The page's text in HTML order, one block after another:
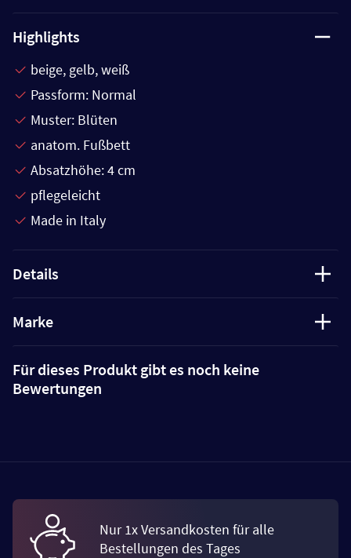
Highlights
beige, gelb, weiß
Passform: Normal
Muster: Blüten
anatom. Fußbett
Absatzhöhe: 4 cm
pflegeleicht
Made in Italy
Details
Marke
Für dieses Produkt gibt es noch keine
Bewertungen
Nur 1x Versandkosten für alle
Bestellungen des Tages